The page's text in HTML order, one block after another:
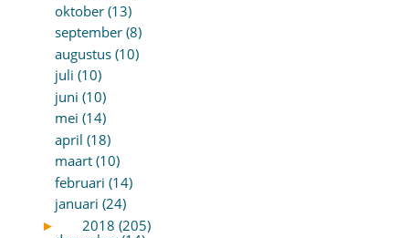
oktober (13)
september (8)
augustus (10)
juli (10)
juni (10)
mei (14)
april (18)
maart (10)
februari (14)
januari (24)
►
2018 (205)